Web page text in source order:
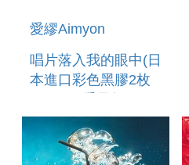
愛繆Aimyon
唱片落入我的眼中(日
本進口彩色黑膠2枚